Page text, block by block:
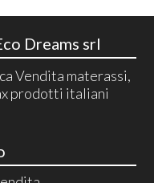
Dreams srl
Vendita materassi,
prodotti italiani